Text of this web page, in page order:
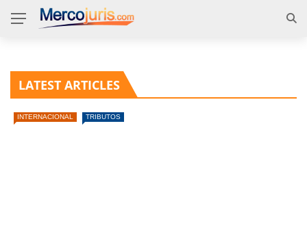
LATEST ARTICLES
INTERNACIONAL TRIBUTOS